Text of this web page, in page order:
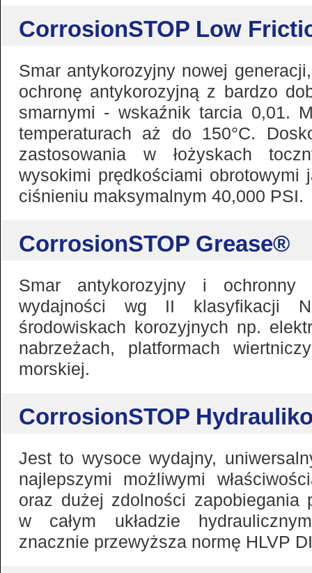
CorrosionSTOP Low
Smar antykorozyjny nowej
ochronę antykorozyjną z bardzo
smarnymi - wskaźnik tarcia 0,01.
temperaturach aż do 150°C.
zastosowania w łożyskach
wysokimi prędkościami obrotowymi
ciśnieniu maksymalnym 40,000 PSI.
CorrosionSTOP Grease®
Smar antykorozyjny i
wydajności wg II klasyfikacji
środowiskach korozyjnych np.
nabrzeżach, platformach
morskiej.
CorrosionSTOP
Jest to wysoce wydajny,
najlepszymi możliwymi
oraz dużej zdolności zapobiegania
w całym układzie
znacznie przewyższa normę HLVP